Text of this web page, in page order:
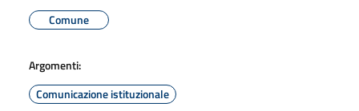
Comune
Argomenti:
Comunicazione istituzionale